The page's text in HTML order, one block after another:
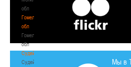
обл
Гомельская
обл
Гомельская
обл
Судейство
Судейство
Мы в